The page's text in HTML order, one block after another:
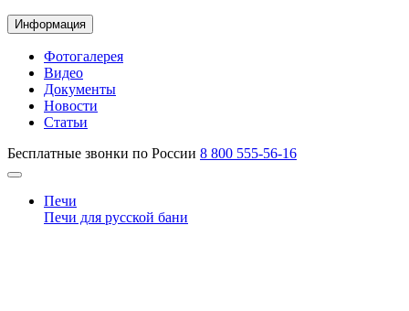
Информация
Фотогалерея
Видео
Документы
Новости
Статьи
Бесплатные звонки по России 8 800 555-56-16
Печи
Печи для русской бани